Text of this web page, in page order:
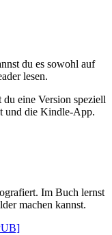
du es sowohl auf
lesen.
du eine Version speziell
und die Kindle-App.
Im Buch lernst
machen kannst.